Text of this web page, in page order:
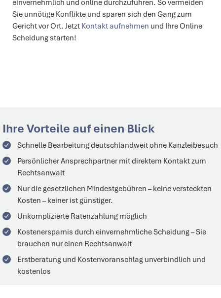
einvernehmlich und online durchzuführen. So vermeiden
Sie unnötige Konflikte und sparen sich den Gang zum
Gericht vor Ort. Jetzt Kontakt aufnehmen und Ihre Online
Scheidung starten!
Ihre Vorteile auf einen Blick
Schnelle Bearbeitungdeutschlandweitohne Kanzleibesuch
PersönlicherAnsprechpartner mit direktem Kontakt zum
Rechtsanwalt
Nur die gesetzlichen Mindestgebühren – keine versteckten
Kosten –keiner istgünstiger.
Unkomplizierte Ratenzahlung möglich
Kostenersparnis durch einvernehmliche Scheidung – Sie
brauchen nur einen Rechtsanwalt
Erstberatung und Kostenvoranschlag unverbindlich und
kostenlos